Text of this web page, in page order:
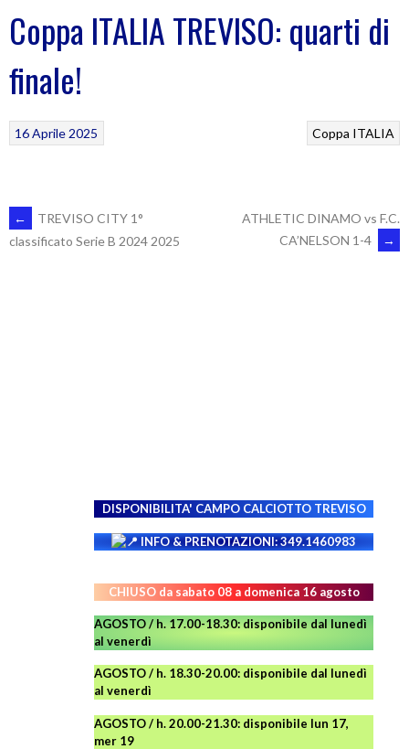
Coppa ITALIA TREVISO: quarti di
finale!
Coppa ITALIA
16 Aprile 2025
POST
←
TREVISO CITY 1°
classificato Serie B 2024 2025
ATHLETIC DINAMO vs F.C.
CA’NELSON 1-4
→
DISPONIBILITA' CAMPO CALCIOTTO TREVISO
INFO & PRENOTAZIONI: 349.1460983
CHIUSO da sabato 08 a domenica 16 agosto
AGOSTO / h. 17.00-18.30: disponibile dal lunedì
al venerdì
AGOSTO/ h. 18.30-20.00: disponibile dal lunedì
al venerdì
AGOSTO / h. 20.00-21.30: disponibile lun 17,
mer 19